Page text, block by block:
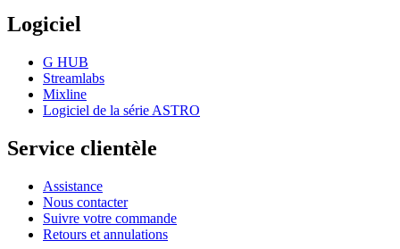
Logiciel
G HUB
Streamlabs
Mixline
Logiciel de la série ASTRO
Service clientèle
Assistance
Nous contacter
Suivre votre commande
Retours et annulations